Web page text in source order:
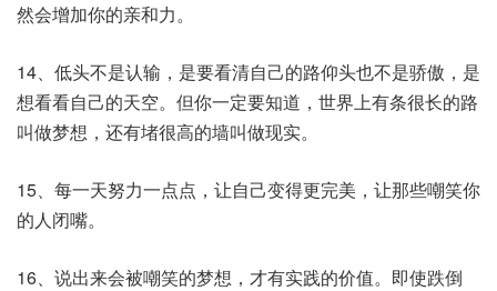
然会增加你的亲和力。
14、低头不是认输，是要看清自己的路仰头也不是骄傲，是
想看看自己的天空。但你一定要知道，世界上有条很长的路
叫做梦想，还有堵很高的墙叫做现实。
15、每一天努力一点点，让自己变得更完美，让那些嘲笑你
的人闭嘴。
16、说出来会被嘲笑的梦想，才有实践的价值。即使跌倒